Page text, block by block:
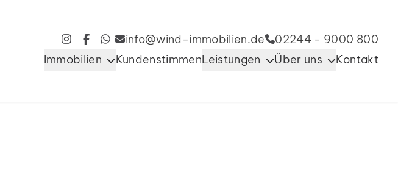
info@wind-immobilien.de
02244 - 9000 800
Immobilien
KundenstimmenLeistungen Über uns Kontakt